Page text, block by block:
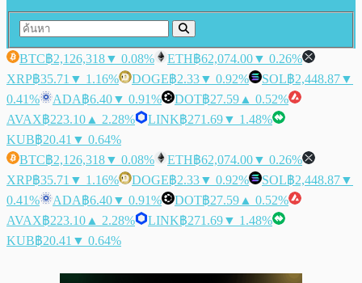
BTC฿2,126,318▼ 0.08% ETH฿62,074.00▼ 0.26%
XRP฿35.71 ▼ 1.16% DOGE฿2.33▼ 0.92% SOL฿2,448.87▼
0.41%
ADA฿6.40▼ 0.91% DOT฿27.59 ▲ 0.52%
AVAX฿223.10 ▲ 2.28% LINK฿271.69▼ 1.48%
KUB฿20.41 ▼ 0.64%
BTC฿2,126,318▼ 0.08% ETH฿62,074.00▼ 0.26%
XRP฿35.71 ▼ 1.16% DOGE฿2.33▼ 0.92% SOL฿2,448.87▼
0.41%
ADA฿6.40▼ 0.91% DOT฿27.59 ▲ 0.52%
AVAX฿223.10 ▲ 2.28% LINK฿271.69▼ 1.48%
KUB฿20.41 ▼ 0.64%